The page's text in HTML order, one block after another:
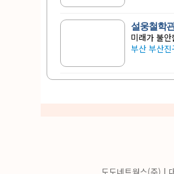
설웅철학
미래가 불
부산 부산
도도네트웍스(주) |